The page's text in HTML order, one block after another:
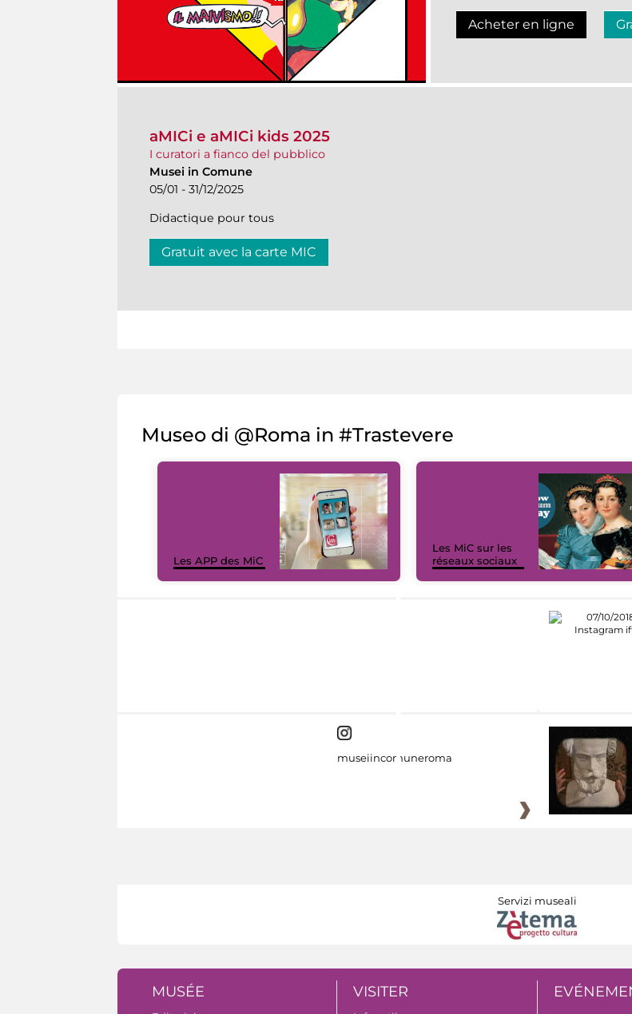
Acheter en ligne
aMICi e aMICi kids 2025
I curatori a fianco del pubblico
Musei in Comune
05/01 - 31/12/2025
Didactique pour tous
Gratuit avec la carte MIC
Museo di @Roma in #Trastevere
Les APP des MiC
Les MiC sur les
réseaux sociaux
museiincomuneroma
Servizi museali
MUSÉE VISITER